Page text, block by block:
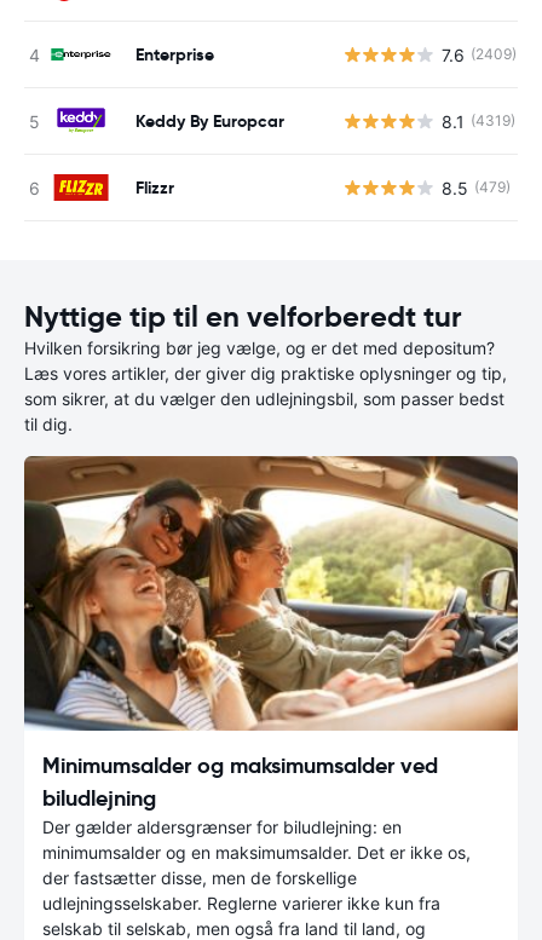
Enterprise 7.6 (2409)
Keddy By Europcar 8.1 (4319)
Flizzr 8.5 (479)
Nyttige tip til en velforberedt tur
Hvilken forsikring bør jeg vælge, og er det med depositum?
Læs vores artikler, der giver dig praktiske oplysninger og tip,
som sikrer, at du vælger den udlejningsbil, som passer bedst
til dig.
Minimumsalder og maksimumsalder ved
biludlejning
Der gælder aldersgrænser for biludlejning: en
minimumsalder og en maksimumsalder. Det er ikke os,
der fastsætter disse, men de forskellige
udlejningsselskaber. Reglerne varierer ikke kun fra
selskab til selskab, men også fra land til land, og